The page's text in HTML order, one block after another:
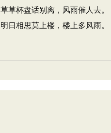
草杯盘话别离，风雨催人去。
日相思莫上楼，楼上多风雨。